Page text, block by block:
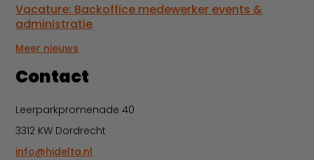
Vacature: Backoffice medewerker events &
administratie
Meer nieuws
Contact
Leerparkpromenade 40
3312 KW Dordrecht
info@hidelta.nl